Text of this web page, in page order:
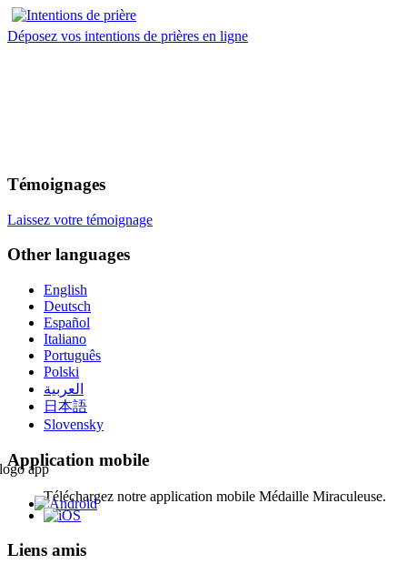
Déposez vos intentions de prières en ligne
Témoignages
Laissez votre témoignage
Other languages
English
Deutsch
Español
Italiano
Português
Polski
العربية
日本語
Slovensky
Application mobile
Téléchargez notre application mobile Médaille Miraculeuse.
Liens amis